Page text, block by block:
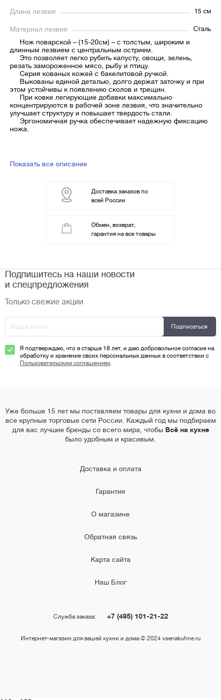
Длина лезвия 15 см
Материал лезвия Сталь
Нож поварской – (15-20см) – с толстым, широким и
длинным лезвием с центральным острием.
Это позволяет легко рубить капусту, овощи, зелень,
резать замороженное мясо, рыбу и птицу.
Серия кованых кожей с бакелитовой ручкой.
Выкованы единой деталью, долго держат заточку и при
этом устойчивы к появлению сколов и трещин.
При ковке легирующие добавки максимально
концентрируются в рабочей зоне лезвия, что значительно
улучшает структуру и повышает твердость стали.
Эргономичная ручка обеспечивает надежную фиксацию
ножа.
Показать все описание
Доставка заказов по
всей России
Обмен, возврат,
гарантия на все товары
Подпишитесь на наши новости
и спецпредложения
Только свежие акции
Я подтверждаю, что я старше 18 лет, и даю добровольное согласие на
обработку и хранение своих персональных данных в соответствии с
Пользовательским соглашением.
Уже больше 15 лет мы поставляем товары для кухни и дома во
все крупные торговые сети России. Каждый год мы подбираем
для вас лучшие бренды со всего мира, чтобы Всё на кухне
было удобным и красивым.
Доставка и оплата
Гарантия
О магазине
Обратная связь
Карта сайта
Наш Блог
Служба заказа: +7 (495) 101-21-22
Интернет-магазин для вашей кухни и дома © 2024 vsenakuhne.ru